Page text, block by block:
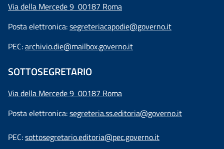
Via della Mercede 9 00187 Roma
Posta elettronica:segreteriacapodie@governo.it
PEC:archivio.die@mailbox.governo.it
SOTTOSEGRETARIO
Via della Mercede 9 00187 Roma
Posta elettronica:segreteria.ss.editoria@governo.it
PEC:sottosegretario.editoria@pec.governo.it